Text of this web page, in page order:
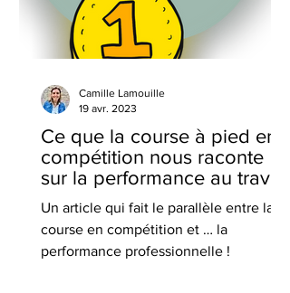
Ce que la course à pied en
compétition nous raconte
sur la performance au travail
Un article qui fait le parallèle entre la
course en compétition et … la
performance professionnelle !
Camille Lamouille
19 avr. 2023